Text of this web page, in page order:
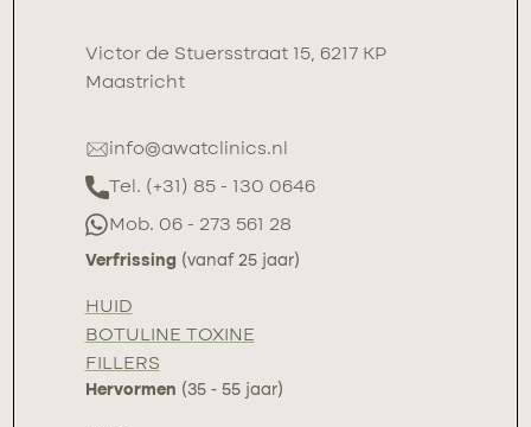
Victor de Stuersstraat 15, 6217 KP
Maastricht
info@awatclinics.nl
Tel. (+31) 85 - 130 0646
Mob. 06 - 273 561 28
Verfrissing (vanaf 25 jaar)
HUID
BOTULINE TOXINE
FILLERS
Hervormen (35 - 55 jaar)